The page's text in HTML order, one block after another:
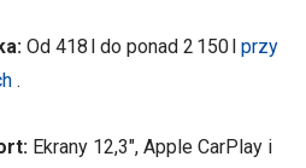
Od 418 l do ponad 2 150 l przy
.
Ekrany 12,3″, Apple CarPlay i